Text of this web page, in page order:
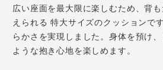
広い座面を最大限に楽しむため、背
えられる 特大サイズのクッションで
らかさを実現しました。身体を預け
ような抱き心地を楽しめます。